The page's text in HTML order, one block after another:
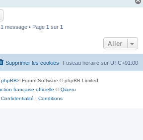
1 message • Page 1 sur 1
Aller
Fuseau horaire sur UTC+01:00
Supprimer les cookies
phpBB® Forum Software © phpBB Limited
française officielle ©Qiaeru
Confidentialité | Conditions